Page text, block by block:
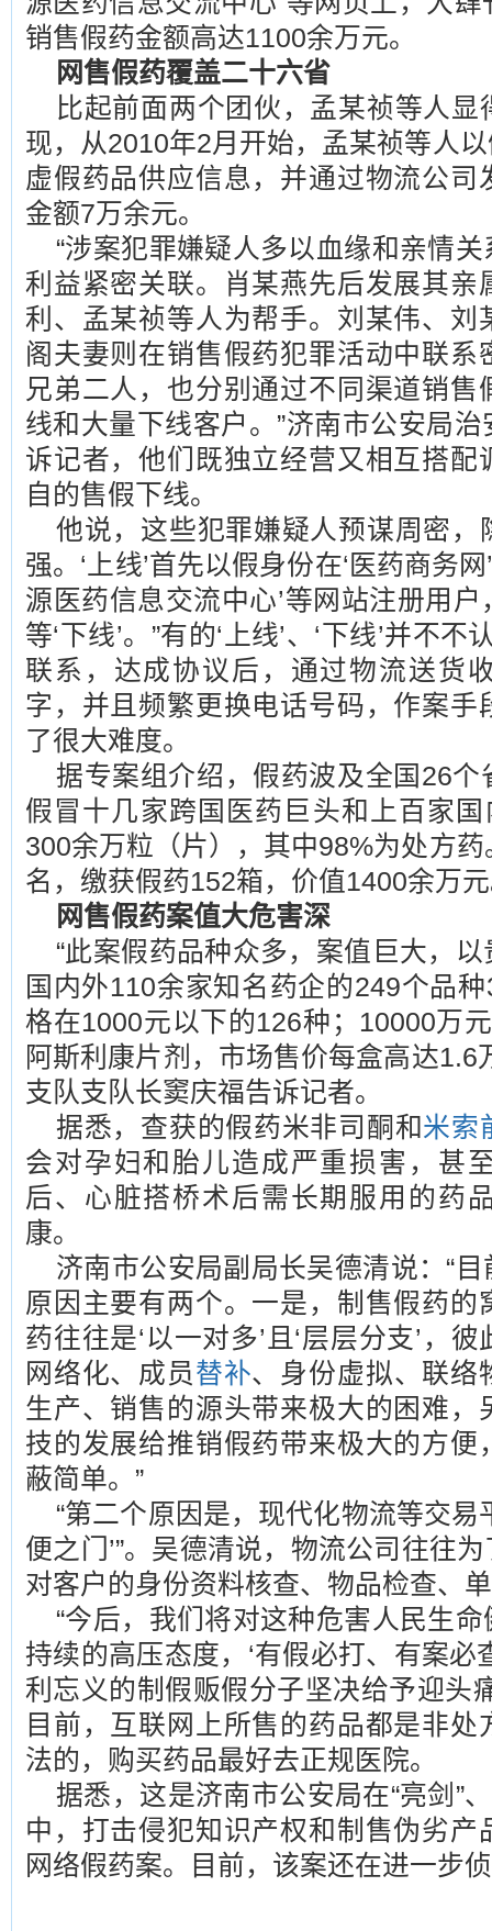
销售假药金额高达1100余万元。
网售假药覆盖二十六省
比起前面两个团伙，孟某祯等人
现，从2010年2月开始，孟某祯等人
虚假药品供应信息，并通过物流公司
金额7万余元。
“涉案犯罪嫌疑人多以血缘和亲情
利益紧密关联。肖某燕先后发展其亲
利、孟某祯等人为帮手。刘某伟、刘
阁夫妻则在销售假药犯罪活动中联系
兄弟二人，也分别通过不同渠道销
线和大量下线客户。”济南市公安局
诉记者，他们既独立经营又相互搭配
自的售假下线。
他说，这些犯罪嫌疑人预谋周密，
强。‘上线’首先以假身份在‘医药商务网
源医药信息交流中心’等网站注册用
等‘下线’。”有的‘上线’、‘下线’并不
联系，达成协议后，通过物流送货
字，并且频繁更换电话号码，作案手
了很大难度。
据专案组介绍，假药波及全国26
假冒十几家跨国医药巨头和上百家
300余万粒（片），其中98%为处方
名，缴获假药152箱，价值1400余万
网售假药案值大危害深
“此案假药品种众多，案值巨大，
国内外110余家知名药企的249个品
格在1000元以下的126种；10000万
阿斯利康片剂，市场售价每盒高达1.6
支队支队长窦庆福告诉记者。
据悉，查获的假药米非司酮和米索
会对孕妇和胎儿造成严重损害，甚
后、心脏搭桥术后需长期服用的药
康。
济南市公安局副局长吴德清说：“
原因主要有两个。一是，制售假药的
药往往是‘以一对多’且‘层层分支’，
网络化、成员替补、身份虚拟、联络
生产、销售的源头带来极大的困难，
技的发展给推销假药带来极大的方便
蔽简单。”
“第二个原因是，现代化物流等交易
便之门’”。吴德清说，物流公司往往
对客户的身份资料核查、物品检查、
“今后，我们将对这种危害人民生
持续的高压态度，‘有假必打、有案必
利忘义的制假贩假分子坚决给予迎头
目前，互联网上所售的药品都是非
法的，购买药品最好去正规医院。
据悉，这是济南市公安局在“亮剑”
中，打击侵犯知识产权和制售伪劣产
网络假药案。目前，该案还在进一步